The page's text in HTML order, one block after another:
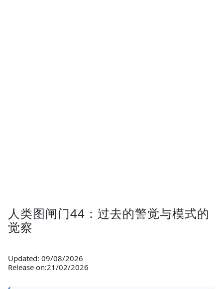
人类图闸门44：过去的警觉与模式的
觉察
Updated: 09/08/2026
Release on:21/02/2026